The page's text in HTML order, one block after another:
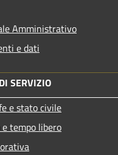
Amministrativo
e dati
SERVIZIO
e stato civile
tempo libero